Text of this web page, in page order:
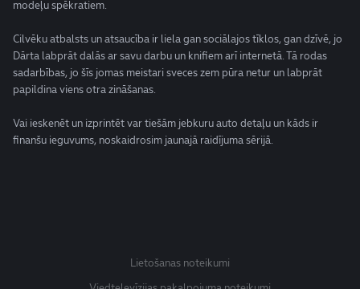
modeļu spēkratiem.
Cilvēku atbalsts un atsaucība ir liela gan sociālajos tīklos, gan dzīvē, jo
Dārta labprāt dalās ar savu darbu un knifiem arī internetā. Tā rodas
sadarbības, jo šīs jomas meistari sveces zem pūra netur un labprāt
papildina viens otra zināšanas.
Vai ieskenēt un izprintēt var tiešām jebkuru auto detaļu un kāds ir
finanšu ieguvums, noskaidrosim jaunajā raidījuma sērijā.
Lietošanas noteikumi